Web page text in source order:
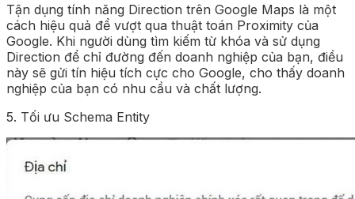
Tận dụng tính năng Direction trên Google Maps là một
cách hiệu quả để vượt qua thuật toán Proximity của
Google. Khi người dùng tìm kiếm từ khóa và sử dụng
Direction để chỉ đường đến doanh nghiệp của bạn, điều
này sẽ gửi tín hiệu tích cực cho Google, cho thấy doanh
nghiệp của bạn có nhu cầu và chất lượng.
5. Tối ưu Schema Entity